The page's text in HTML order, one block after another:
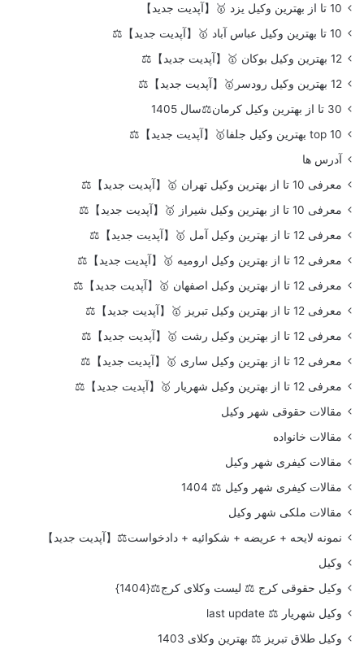
10 تا از بهترین وکیل یزد 🥇【آپدیت جدید】
10 تا بهترین وکیل عباس آباد 🥇【آپدیت جدید】⚖️
12 بهترین وکیل بوکان 🥇【آپدیت جدید】⚖️
12 بهترین وکیل رودسر🥇【آپدیت جدید】⚖️
30 تا از بهترین وکیل کرمان⚖️سال 1405
top 10 بهترین وکیل جلفا🥇【آپدیت جدید】⚖️
آدرس ها
معرفی 10 تا از بهترین وکیل تهران 🥇【آپدیت جدید】⚖️
معرفی 10 تا از بهترین وکیل شیراز 🥇【آپدیت جدید】⚖️
معرفی 12 تا از بهترین وکیل آمل 🥇【آپدیت جدید】⚖️
معرفی 12 تا از بهترین وکیل ارومیه 🥇【آپدیت جدید】⚖️
معرفی 12 تا از بهترین وکیل اصفهان 🥇【آپدیت جدید】⚖️
معرفی 12 تا از بهترین وکیل تبریز 🥇【آپدیت جدید】⚖️
معرفی 12 تا از بهترین وکیل رشت 🥇【آپدیت جدید】⚖️
معرفی 12 تا از بهترین وکیل ساری 🥇【آپدیت جدید】⚖️
معرفی 12 تا از بهترین وکیل شهریار 🥇【آپدیت جدید】⚖️
مقالات حقوقی شهر وکیل
مقالات خانواده
مقالات کیفری شهر وکیل
مقالات کیفری شهر وکیل ⚖️ 1404
مقالات ملکی شهر وکیل
نمونه لایحه + عریضه + شکوائیه + دادخواست⚖️【آپدیت جدید】
وکیل
وکیل حقوقی کرج ⚖️ لیست وکلای کرج⚖️{1404}
وکیل شهریار ⚖️ last update
وکیل طلاق تبریز ⚖️ بهترین وکلای 1403